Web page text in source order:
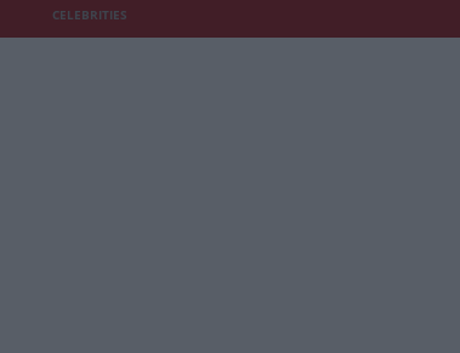
CELEBRITIES